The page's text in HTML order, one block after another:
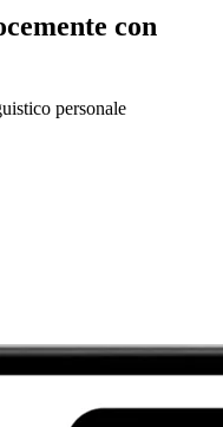
con
personale